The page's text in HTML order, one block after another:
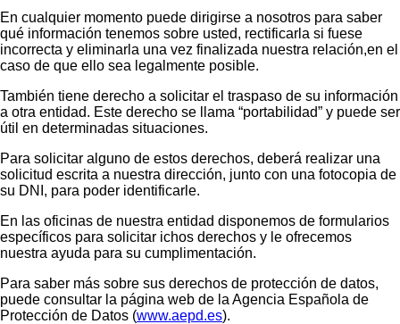
En cualquier momento puede dirigirse a nosotros para saber
qué información tenemos sobre usted, rectificarla si fuese
incorrecta y eliminarla una vez finalizada nuestra relación,en el
caso de que ello sea legalmente posible.
También tiene derecho a solicitar el traspaso de su información
a otra entidad. Este derecho se llama “portabilidad” y puede ser
útil en determinadas situaciones.
Para solicitar alguno de estos derechos, deberá realizar una
solicitud escrita a nuestra dirección, junto con una fotocopia de
su DNI, para poder identificarle.
En las oficinas de nuestra entidad disponemos de formularios
específicos para solicitar ichos derechos y le ofrecemos
nuestra ayuda para su cumplimentación.
Para saber más sobre sus derechos de protección de datos,
puede consultar la página web de la Agencia Española de
Protección de Datos (www.aepd.es).